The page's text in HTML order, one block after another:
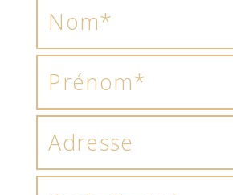
chaque fois accompagnées
préavis la composition des
tout moment en droit de
d’améliorer ses fiches
de la vente certaines
sont ceux en vigueur au